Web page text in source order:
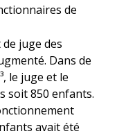
de
juge des
Dans de
le juge et le
soit 850 enfants.
avait été